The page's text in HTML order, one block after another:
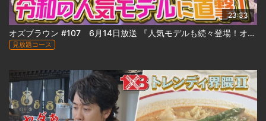
23:33
オズブラウン #107 6月14日放送 『人気モデルも続々登場！オズワルド札幌コレクション出陣 』
見放題コース